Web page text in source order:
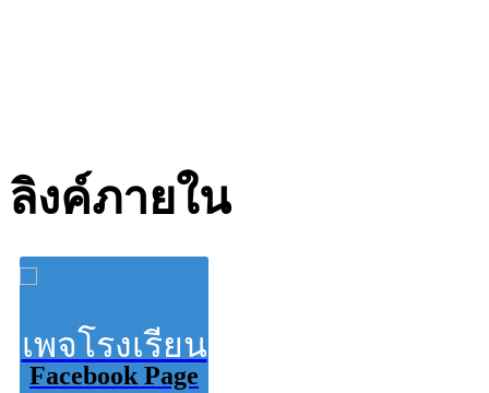
ลิงค์ภายใน
เพจโรงเรียน
Facebook Page